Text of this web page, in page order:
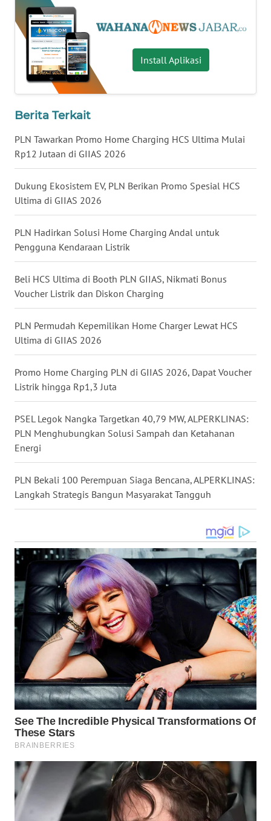
Install Aplikasi
Berita Terkait
PLN Tawarkan Promo Home Charging HCS Ultima Mulai
Rp12 Jutaan di GIIAS 2026
Dukung Ekosistem EV, PLN Berikan Promo Spesial HCS
Ultima di GIIAS 2026
PLN Hadirkan Solusi Home Charging Andal untuk
Pengguna Kendaraan Listrik
Beli HCS Ultima di Booth PLN GIIAS, Nikmati Bonus
Voucher Listrik dan Diskon Charging
PLN Permudah Kepemilikan Home Charger Lewat HCS
Ultima di GIIAS 2026
Promo Home Charging PLN di GIIAS 2026, Dapat Voucher
Listrik hingga Rp1,3 Juta
PSEL Legok Nangka Targetkan 40,79 MW, ALPERKLINAS:
PLN Menghubungkan Solusi Sampah dan Ketahanan
Energi
PLN Bekali 100 Perempuan Siaga Bencana, ALPERKLINAS:
Langkah Strategis Bangun Masyarakat Tangguh
WN
SULSEL
WN
GORONTALO
WN
WN
MALUKU
WN
MALUT
WN
WN
DANAU
TOBA
WN
NIAS
WN
LANGKAT
WN
TAPANULI
SELATAN
WN
TANJUNG
LESUNG
KARO
WN
SIMALUNGUN
WN
LABUHANBATU
TAPANULI
TENGAH
WN DELI
SERDANG
WN
TEBING
TINGGI